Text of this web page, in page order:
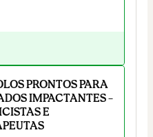
PRONTOS PARA
IMPACTANTES –
E